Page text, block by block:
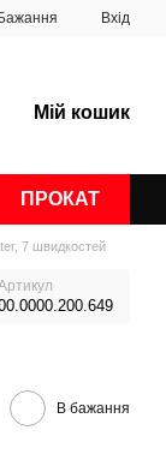
Бажання Вхід
Мій кошик
ПРОКАТ
7 швидкостей
В бажання